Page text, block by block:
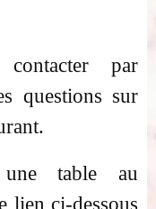
par
questions sur
une table au
lien ci-dessous